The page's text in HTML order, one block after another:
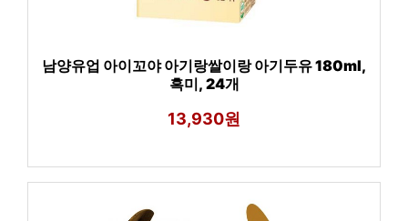
남양유업 아이꼬야 아기랑쌀이랑 아기두유 180ml,
흑미, 24개
13,930원